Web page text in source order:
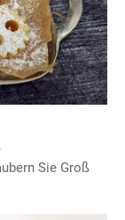
Sie Groß